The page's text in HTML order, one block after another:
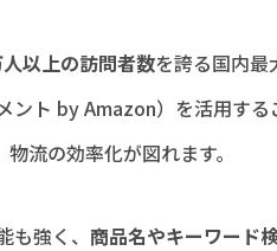
以上の訪問者数を誇る国内最
ント by Amazon）を活用す
流の効率化が図れます。
強く、 商品名やキーワード